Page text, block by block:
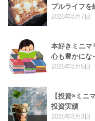
プルライフを
2026年8月7日
本好きミニマ
心も豊かにな
2026年8月5日
【投資×ミニ
投資実績
2026年8月3日